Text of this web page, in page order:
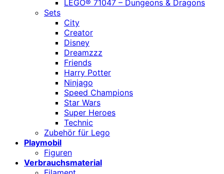
LEGO® 71047 – Dungeons & Dragons
Sets
City
Creator
Disney
Dreamzzz
Friends
Harry Potter
Ninjago
Speed Champions
Star Wars
Super Heroes
Technic
Zubehör für Lego
Playmobil
Figuren
Verbrauchsmaterial